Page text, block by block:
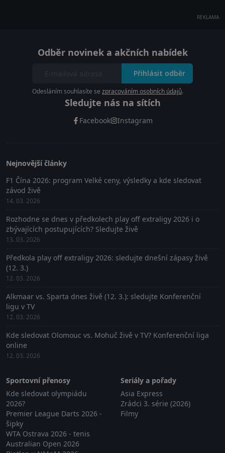
REKLAMA
Odběr novinek a akčních nabídek
Přihlásit odběr
Odesláním souhlasíte se zpracováním osobních údajů.
Sledujte nás na sítích
Facebook Instagram
Nejnovější články
F1 Čína 2026: program Velké ceny, výsledky a kde sledovat
závod živě
14. 03. 2026
Rozhodne se dnes v předkolech play off extraligy 2026 i o
zbývajících postupujících? Sledujte živě
13. 03. 2026
Předkola play off extraligy 2026: sledujte dnešní zápasy živě
(12. 3.)
12. 03. 2026
Alkmaar vs. Sparta dnes živě (12. 3.): sledujte Konferenční
ligu v TV
12. 03. 2026
Kde sledovat Olomouc vs. Mohuč živě v TV? Konferenční liga
online
12. 03. 2026
Sportovní přenosy
Kde sledovat olympiádu
2026?
Premier League Darts 2026 -
šipky
WTA Ostrava 2026 - tenis
Australian Open 2026
Seriály a pořady
Asia Express
Zrádci 3. série (2026)
Filmy